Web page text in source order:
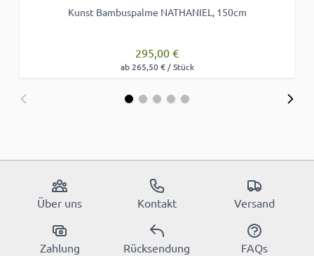
Kunst Bambuspalme NATHANIEL, 150cm
295,00 €
ab 265,50 € / Stück
Über uns Kontakt Versand
Zahlung Rücksendung FAQs